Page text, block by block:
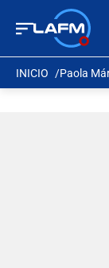
INICIO Paola